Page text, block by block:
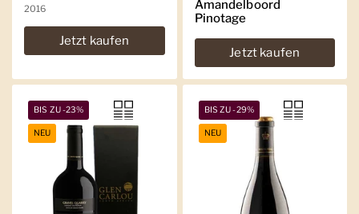
2016
Jetzt kaufen
Amandelboord
Pinotage
Jetzt kaufen
BIS ZU -23%
NEU
BIS ZU -29%
NEU